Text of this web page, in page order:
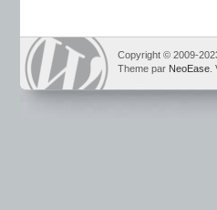
Copyright © 2009-
Theme par NeoEase